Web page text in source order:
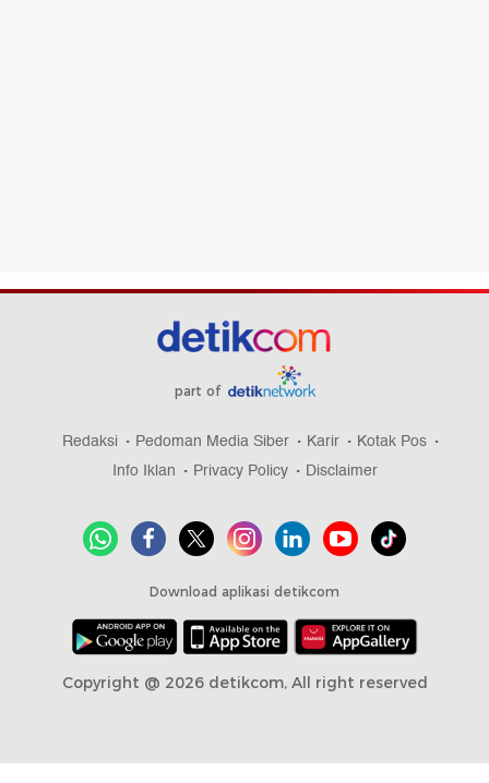
part of
Redaksi Pedoman Media Siber Karir
Kotak Pos
Info Iklan
Privacy Policy Disclaimer
Download aplikasi detikcom
Copyright @ 2026 detikcom, All right reserved